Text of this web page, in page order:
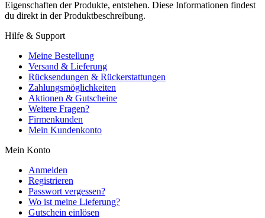
Eigenschaften der Produkte, entstehen. Diese Informationen findest
du direkt in der Produktbeschreibung.
Hilfe & Support
Meine Bestellung
Versand & Lieferung
Rücksendungen & Rückerstattungen
Zahlungsmöglichkeiten
Aktionen & Gutscheine
Weitere Fragen?
Firmenkunden
Mein Kundenkonto
Mein Konto
Anmelden
Registrieren
Passwort vergessen?
Wo ist meine Lieferung?
Gutschein einlösen